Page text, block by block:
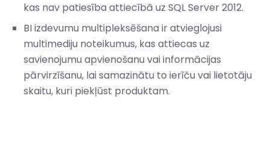
kas nav patiesība attiecībā uz SQL Server 2012.
BI izdevumu multipleksēšana ir atvieglojusi
multimediju noteikumus, kas attiecas uz
savienojumu apvienošanu vai informācijas
pārvirzīšanu, lai samazinātu to ierīču vai lietotāju
skaitu, kuri piekļūst produktam.